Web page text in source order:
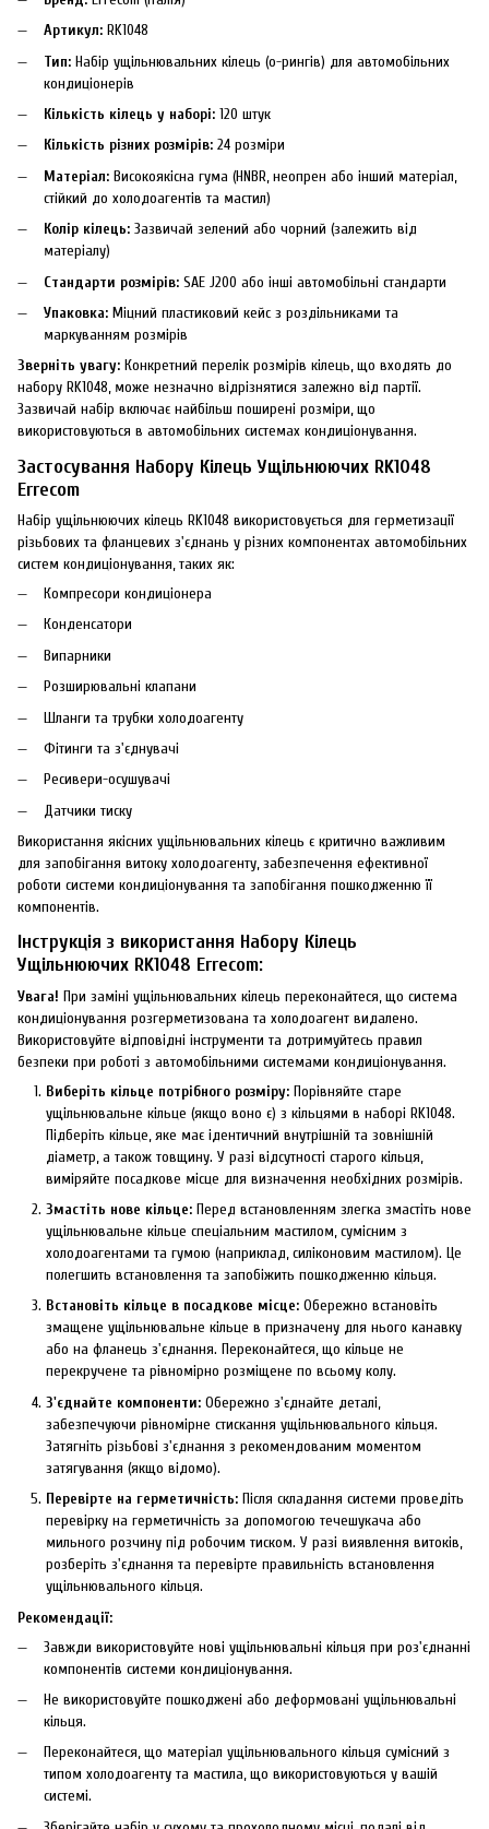
Артикул: RK1048
Тип: Набір ущільнювальних кілець (о-рингів) для автомобільних
кондиціонерів
Кількість кілець у наборі: 120 штук
Кількість різних розмірів: 24 розміри
Матеріал: Високоякісна гума (HNBR, неопрен або інший матеріал,
стійкий до холодоагентів та мастил)
Колір кілець: Зазвичай зелений або чорний (залежить від
матеріалу)
Стандарти розмірів: SAE J200 або інші автомобільні стандарти
Упаковка: Міцний пластиковий кейс з роздільниками та
маркуванням розмірів
Зверніть увагу: Конкретний перелік розмірів кілець, що входять до
набору RK1048, може незначно відрізнятися залежно від партії.
Зазвичай набір включає найбільш поширені розміри, що
використовуються в автомобільних системах кондиціонування.
Застосування Набору Кілець Ущільнюючих RK1048
Errecom
Набір ущільнюючих кілець RK1048 використовується для герметизації
різьбових та фланцевих з'єднань у різних компонентах автомобільних
систем кондиціонування, таких як:
Компресори кондиціонера
Конденсатори
Випарники
Розширювальні клапани
Шланги та трубки холодоагенту
Фітинги та з'єднувачі
Ресивери-осушувачі
Датчики тиску
Використання якісних ущільнювальних кілець є критично важливим
для запобігання витоку холодоагенту, забезпечення ефективної
роботи системи кондиціонування та запобігання пошкодженню її
компонентів.
Інструкція з використання Набору Кілець
Ущільнюючих RK1048 Errecom:
Увага! При заміні ущільнювальних кілець переконайтеся, що система
кондиціонування розгерметизована та холодоагент видалено.
Використовуйте відповідні інструменти та дотримуйтесь правил
безпеки при роботі з автомобільними системами кондиціонування.
Виберіть кільце потрібного розміру: Порівняйте старе
ущільнювальне кільце (якщо воно є) з кільцями в наборі RK1048.
Підберіть кільце, яке має ідентичний внутрішній та зовнішній
діаметр, а також товщину. У разі відсутності старого кільця,
виміряйте посадкове місце для визначення необхідних розмірів.
Змастіть нове кільце: Перед встановленням злегка змастіть нове
ущільнювальне кільце спеціальним мастилом, сумісним з
холодоагентами та гумою (наприклад, силіконовим мастилом). Це
полегшить встановлення та запобіжить пошкодженню кільця.
Встановіть кільце в посадкове місце: Обережно встановіть
змащене ущільнювальне кільце в призначену для нього канавку
або на фланець з'єднання. Переконайтеся, що кільце не
перекручене та рівномірно розміщене по всьому колу.
З'єднайте компоненти: Обережно з'єднайте деталі,
забезпечуючи рівномірне стискання ущільнювального кільця.
Затягніть різьбові з'єднання з рекомендованим моментом
затягування (якщо відомо).
Перевірте на герметичність: Після складання системи проведіть
перевірку на герметичність за допомогою течешукача або
мильного розчину під робочим тиском. У разі виявлення витоків,
розберіть з'єднання та перевірте правильність встановлення
ущільнювального кільця.
Рекомендації:
Завжди використовуйте нові ущільнювальні кільця при роз'єднанні
компонентів системи кондиціонування.
Не використовуйте пошкоджені або деформовані ущільнювальні
кільця.
Переконайтеся, що матеріал ущільнювального кільця сумісний з
типом холодоагенту та мастила, що використовуються у вашій
системі.